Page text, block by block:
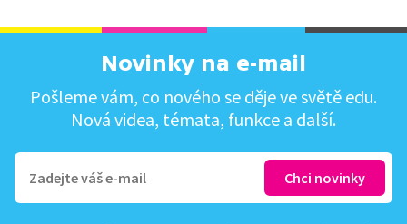
Novinky na e-mail
Pošleme vám, co nového se děje ve světě edu.
Nová videa, témata, funkce a další.